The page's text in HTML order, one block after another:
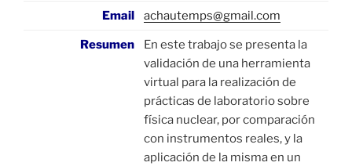
Email achautemps@gmail.com
Resumen
En este trabajo se presenta la
validación de una herramienta
virtual para la realización de
prácticas de laboratorio sobre
física nuclear, por comparación
con instrumentos reales, y la
aplicación de la misma en un